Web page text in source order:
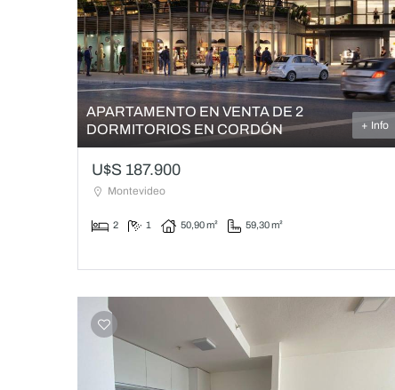
APARTAMENTO EN VENTA DE 2
DORMITORIOS EN CORDÓN
+ Info
U$S 187.900
Montevideo
2 1 50,90 m² 59,30 m²